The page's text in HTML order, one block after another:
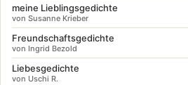
meine Lieblingsgedichte
von Susanne Krieber
Freundschaftsgedichte
von Ingrid Bezold
Liebesgedichte
von Uschi R.